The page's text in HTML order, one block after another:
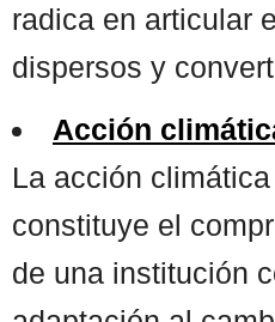
radica en articular
dispersos y
Acción
La acción
constituye el
de una institución